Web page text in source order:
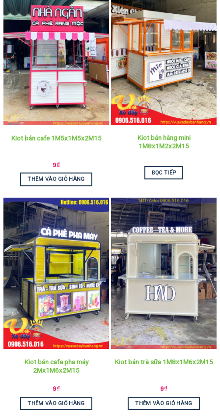
Kiot bán cafe 1M5x1M5x2M15
9₫
THÊM VÀO GIỎ HÀNG
Kiot bán hàng mini
1M8x1M2x2M15
ĐỌC TIẾP
Kiot bán cafe pha máy
2Mx1M6x2M15
9₫
THÊM VÀO GIỎ HÀNG
Kiot bán trà sữa 1M8x1M6x2M15
9₫
THÊM VÀO GIỎ HÀNG